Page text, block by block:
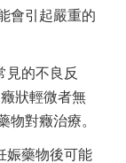
會引起嚴重的
見的不良反
狀輕微者無
物對癥治療。
娠藥物後可能